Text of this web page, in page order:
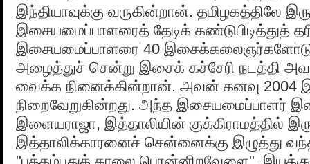
இந்தியாவுக்கு வருகின்றான். தமிழகத்திலே
இசையமைப்பாளரைத் தேடிக் கண்டுபிடித்துத்
இசையமைப்பாளரை 40 இசைக்கலைஞர்களோடு
அழைத்துச் சென்று இசைக் கச்சேரி நடத்தி
வைக்க நினைக்கின்றான். அவன் கனவு 2004
நிறைவேறுகின்றது. அந்த இசையமைப்பாளர்
இளையராஜா, இத்தாலியின் குக்கிராமத்தில்
இத்தாலிக்காரனைச் சென்னைக்கு இழுத்து